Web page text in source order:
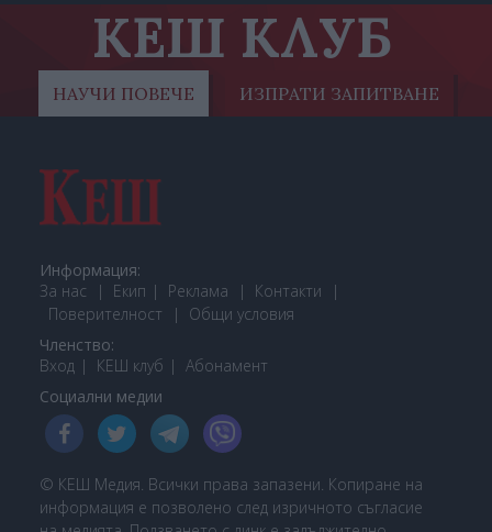
КЕШ КЛУБ
НАУЧИ ПОВЕЧЕ ИЗПРАТИ ЗАПИТВАНЕ
Информация:
За нас
Екип Реклама
Контакти
Поверителност
Общи условия
Членство:
Вход
КЕШ клуб Абонамент
Социални медии
© КЕШ Медия. Всички права запазени. Копиране на
информация е позволено след изричното съгласие